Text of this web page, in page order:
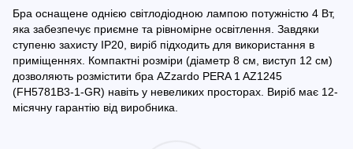
Бра оснащене однією світлодіодною лампою потужністю 4 Вт,
яка забезпечує приємне та рівномірне освітлення. Завдяки
ступеню захисту IP20, виріб підходить для використання в
приміщеннях. Компактні розміри (діаметр 8 см, виступ 12 см)
дозволяють розмістити бра AZzardo PERA 1 AZ1245
(FH5781B3-1-GR) навіть у невеликих просторах. Виріб має 12-
місячну гарантію від виробника.